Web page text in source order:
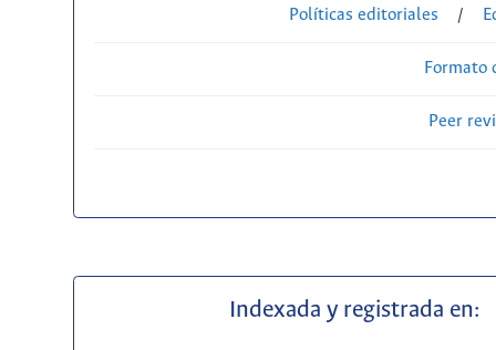
Políticas editoriales /
Formato
Peer
Indexada y registrada en: